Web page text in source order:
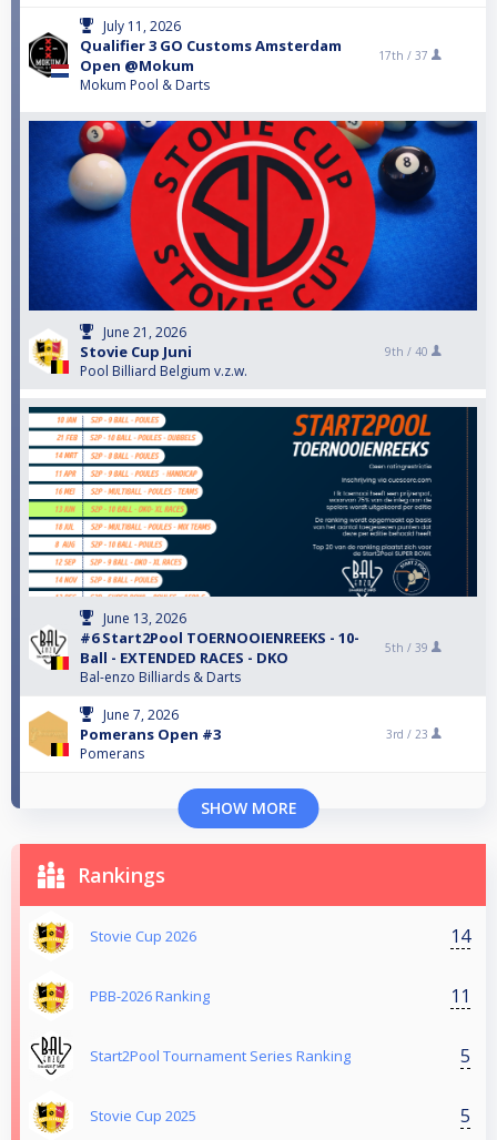
July 11, 2026
Qualifier 3 GO Customs Amsterdam
Open @Mokum
Mokum Pool & Darts
17th / 37
June 21, 2026
Stovie Cup Juni
Pool Billiard Belgium v.z.w.
9th / 40
June 13, 2026
#6 Start2Pool TOERNOOIENREEKS - 10-
Ball - EXTENDED RACES - DKO
Bal-enzo Billiards & Darts
5th / 39
June 7, 2026
Pomerans Open #3
Pomerans
3rd / 23
SHOW MORE
Rankings
Stovie Cup 2026 14
PBB-2026 Ranking 11
Start2Pool Tournament Series Ranking 5
Stovie Cup 2025 5